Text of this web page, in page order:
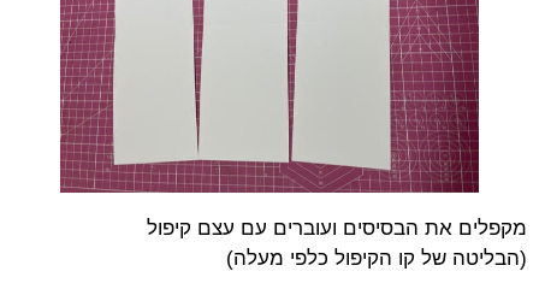
מקפלים את הבסיסים ועוברים עם עצם קיפול
(הבליטה של קו הקיפול כלפי מעלה)